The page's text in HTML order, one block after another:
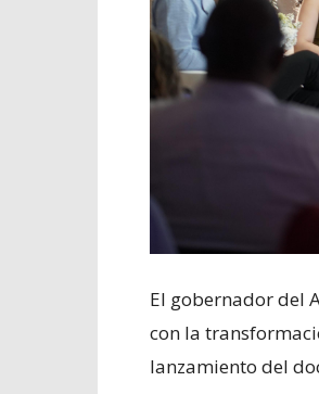
El gobernador del
con la
lanzamiento del